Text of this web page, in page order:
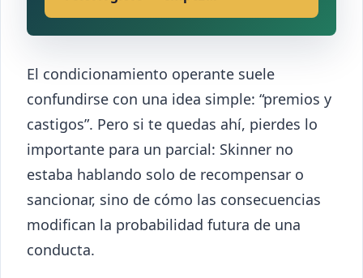
El condicionamiento operante suele
confundirse con una idea simple: “premios y
castigos”. Pero si te quedas ahí, pierdes lo
importante para un parcial: Skinner no
estaba hablando solo de recompensar o
sancionar, sino de cómo las consecuencias
modifican la probabilidad futura de una
conducta.